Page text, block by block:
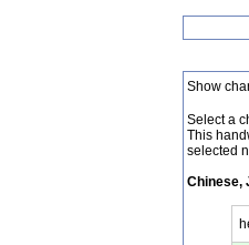
Show
Select a
This
selected
Chinese,